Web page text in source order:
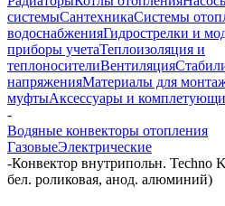
системыСантехникаСистемы
водоснабженияГидрострелки и
приборы учетаТеплоизоляция и
теплоносителиВентиляция
напряженияМатериалы для
муфтыАксессуары и
-
Водяные конвекторы отопления
ГазовыеЭлектрические
-Конвектор внутрипольн. Techno
бел. роликовая, анод. алюминий)